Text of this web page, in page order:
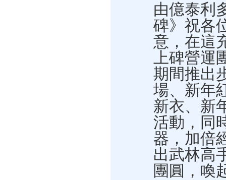
由億泰利
碑》祝各
意，在這
上碑營運
期間推出
場、新年
新衣、新
活動，同
器，加倍
出武林高
團圓，喚